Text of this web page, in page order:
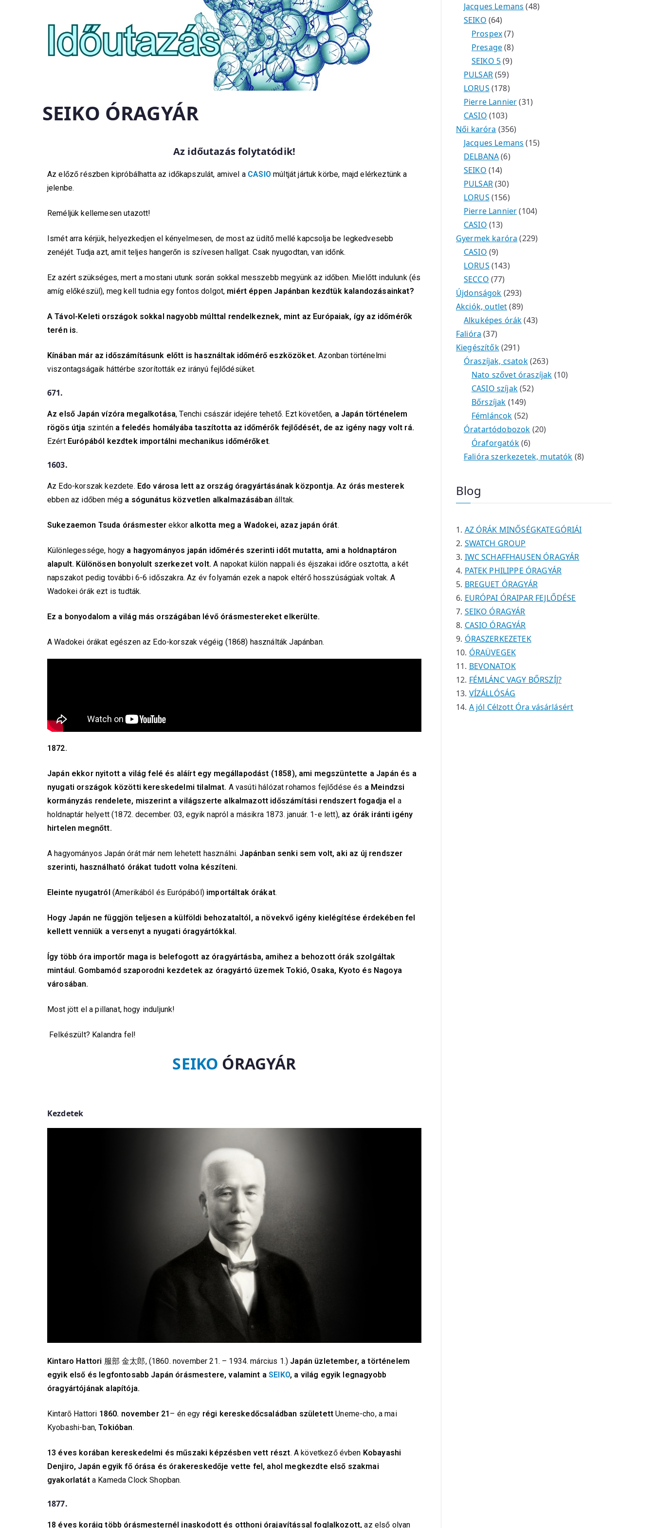
SEIKO ÓRAGYÁR
Az időutazás folytatódik!
Az előző részben kipróbálhatta az időkapszulát, amivel a CASIOmúltját jártuk körbe, majd elérkeztünk a
jelenbe.
Reméljük kellemesen utazott!
Ismét arra kérjük, helyezkedjen el kényelmesen, de most az üdítő mellé kapcsolja be legkedvesebb
zenéjét. Tudja azt, amit teljes hangerőn is szívesen hallgat. Csak nyugodtan, van időnk.
Ez azért szükséges, mert a mostani utunk során sokkal messzebb megyünk az időben. Mielőtt indulunk (és
amíg előkészül), meg kell tudnia egy fontos dolgot, miért éppen Japánban kezdtük kalandozásainkat?
A Távol-Keleti országok sokkal nagyobb múlttal rendelkeznek, mint az Európaiak, így az időmérők
terén is.
Kínában már az időszámításunk előtt is használtak időmérő eszközöket. Azonban történelmi
viszontagságaik háttérbe szorították ez irányú fejlődésüket.
671.
Az első Japán vízóra megalkotása, Tenchi császár idejére tehető. Ezt követően, a Japán történelem
rögös útja szintén a feledés homályába taszította az időmérők fejlődését, de az igény nagy volt rá.
Ezért Európából kezdtek importálni mechanikus időmérőket.
1603.
Az Edo-korszak kezdete. Edo városa lett az ország óragyártásának központja. Az órás mesterek
ebben az időben még a sógunátus közvetlen alkalmazásában álltak.
Sukezaemon Tsuda órásmester ekkor alkotta meg a Wadokei, azaz japán órát.
Különlegessége, hogy a hagyományos japán időmérés szerinti időt mutatta, ami a holdnaptáron
alapult. Különösen bonyolult szerkezet volt. A napokat külön nappali és éjszakai időre osztotta, a két
napszakot pedig további 6-6 időszakra. Az év folyamán ezek a napok eltérő hosszúságúak voltak. A
Wadokei órák ezt is tudták.
Ez a bonyodalom a világ más országában lévő órásmestereket elkerülte.
A Wadokei órákat egészen az Edo-korszak végéig (1868) használták Japánban.
1872.
Japán ekkor nyitott a világ felé és aláírt egy megállapodást (1858), ami megszüntette a Japán és a
nyugati országok közötti kereskedelmi tilalmat. A vasúti hálózat rohamos fejlődése és a Meindzsi
kormányzás rendelete, miszerint a világszerte alkalmazott időszámítási rendszert fogadja el a
holdnaptár helyett (1872. december. 03, egyik napról a másikra 1873. január. 1-e lett), az órák iránti igény
hirtelen megnőtt.
A hagyományos Japán órát már nem lehetett használni. Japánban senki sem volt, aki az új rendszer
szerinti, használható órákat tudott volna készíteni.
Eleinte nyugatról (Amerikából és Európából) importáltak órákat.
Hogy Japán ne függjön teljesen a külföldi behozataltól, a növekvő igény kielégítése érdekében fel
kellett venniük a versenyt a nyugati óragyártókkal.
Így több óra importőr maga is belefogott az óragyártásba, amihez a behozott órák szolgáltak
mintául. Gombamód szaporodni kezdetek az óragyártó üzemek Tokió, Osaka, Kyoto és Nagoya
városában.
Most jött el a pillanat, hogy induljunk!
Felkészült? Kalandra fel!
SEIKO ÓRAGYÁR
Kezdetek
Kintaro Hattori 服部 金太郎, (1860. november 21. – 1934. március 1.) Japán üzletember, a történelem
egyik első és legfontosabb Japán órásmestere, valamint aSEIKO, a világ egyik legnagyobb
óragyártójának alapítója.
Kintarō Hattori 1860. november 21 – én egy régi kereskedőcsaládban született Uneme-cho, a mai
Kyobashi-ban,Tokióban.
13 éves korában kereskedelmi és műszaki képzésben vett részt. A következő évben Kobayashi
Denjiro, Japán egyik fő órása és órakereskedője vette fel, ahol megkezdte első szakmai
gyakorlatáta Kameda Clock Shopban.
1877.
18 éves koráig több órásmesternél inaskodott és otthoni órajavítással foglalkozott, az első olyan
k
Jacques Lemans 48
SEIKO 64
Prospex 7
Presage 8
SEIKO 5 9
PULSAR 59
LORUS 178
Pierre Lannier 31
CASIO 103
Női karóra 356
Jacques Lemans 15
DELBANA 6
SEIKO 14
PULSAR 30
LORUS 156
Pierre Lannier 104
CASIO 13
Gyermek karóra 229
CASIO 9
LORUS 143
SECCO 77
Újdonságok 293
Akciók, outlet 89
Alkuképes órák 43
Falióra 37
Kiegészítők 291
Óraszíjak, csatok 263
Nato szővet óraszíjak 10
CASIO szíjak 52
Bőrszíjak 149
Fémláncok 52
Óratartódobozok 20
Óraforgatók 6
Falióra szerkezetek, mutatók 8
Blog
AZ ÓRÁK MINŐSÉGKATEGÓRIÁI
SWATCH GROUP
IWC SCHAFFHAUSEN ÓRAGYÁR
PATEK PHILIPPE ÓRAGYÁR
BREGUET ÓRAGYÁR
EURÓPAI ÓRAIPAR FEJLŐDÉSE
SEIKO ÓRAGYÁR
CASIO ÓRAGYÁR
ÓRASZERKEZETEK
ÓRAÜVEGEK
BEVONATOK
FÉMLÁNC VAGY BŐRSZÍJ?
VÍZÁLLÓSÁG
A jól Célzott Óra vásárlásért